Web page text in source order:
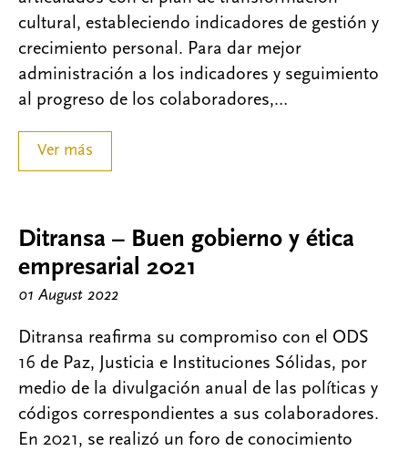
cultural, estableciendo indicadores de gestión y
crecimiento personal. Para dar mejor
administración a los indicadores y seguimiento
al progreso de los colaboradores,…
Ver más
Ditransa – Buen gobierno y ética
empresarial 2021
01 August 2022
Ditransa reafirma su compromiso con el ODS
16 de Paz, Justicia e Instituciones Sólidas, por
medio de la divulgación anual de las políticas y
códigos correspondientes a sus colaboradores.
En 2021, se realizó un foro de conocimiento